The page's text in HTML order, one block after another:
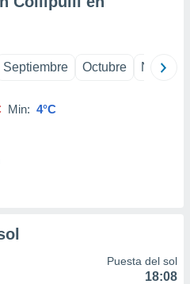
Septiembre Octubre
Min: 4°C
Puesta del sol
18:08